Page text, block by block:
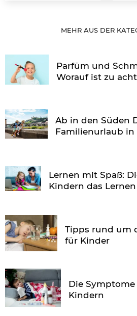
MEHR AUS DER
Parfüm und
Worauf ist zu
Ab in den Süden
Familienurlaub in
Lernen mit Spaß:
Kindern das
Tipps rund um
für Kinder
Die
Kindern